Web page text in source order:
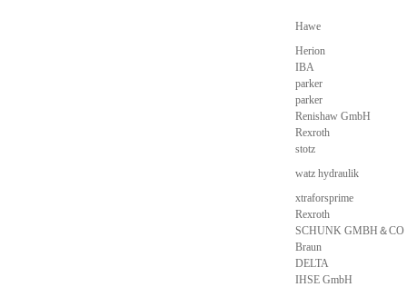
Hawe
Herion
IBA
parker
parker
Renishaw GmbH
Rexroth
stotz
watz hydraulik
xtraforsprime
Rexroth
SCHUNK GMBH＆CO
Braun
DELTA
IHSE GmbH